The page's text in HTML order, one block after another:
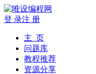
登 录注 册
主 页
问题库
教程推荐
资源分享